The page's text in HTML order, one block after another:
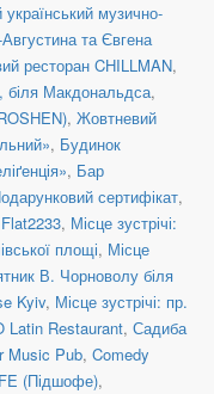
музично-
та Євгена
ресторан CHILLMAN,
біля Макдональдса,
, Жовтневий
, Будинок
, Бар
сертифікат,
Flat2233, Місце зустрічі:
площі, Місце
В. Чорноволу біля
Kyiv, Місце зустрічі: пр.
Latin Restaurant, Садиба
Music Pub, Comedy
(Підшофе),